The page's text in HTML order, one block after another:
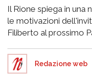
Il Rione spiega in una
le motivazioni
Filiberto al prossimo
Redazione web